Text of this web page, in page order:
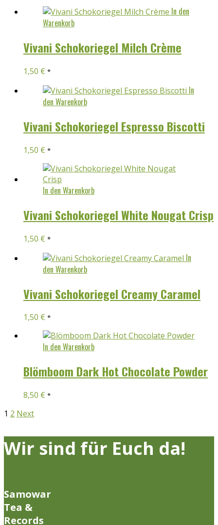
In den
Warenkorb
Vivani Schokoriegel Milch Crème
1,50 € *
In
den Warenkorb
Vivani Schokoriegel Espresso Biscotti
1,50 € *
In den Warenkorb
Vivani Schokoriegel White Nougat Crisp
1,50 € *
In
den Warenkorb
Vivani Schokoriegel Creamy Caramel
1,50 € *
In den Warenkorb
Blömboom Dark Hot Chocolate Powder
8,50 € *
1 2 Next
Wir sind für Euch da!
Samowar
Tea &
Records